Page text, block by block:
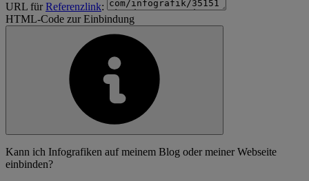
URL fürReferenzlink:
HTML-Code zur Einbindung
Kann ich Infografiken auf meinem Blog oder meiner Webseite
einbinden?